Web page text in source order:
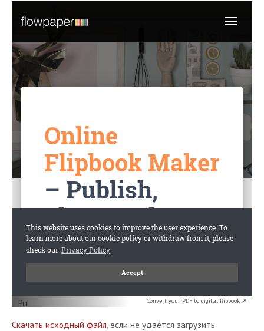
Convert your PDF to digital flipbook ↗
Скачать исходный файл, если не удаётся загрузить